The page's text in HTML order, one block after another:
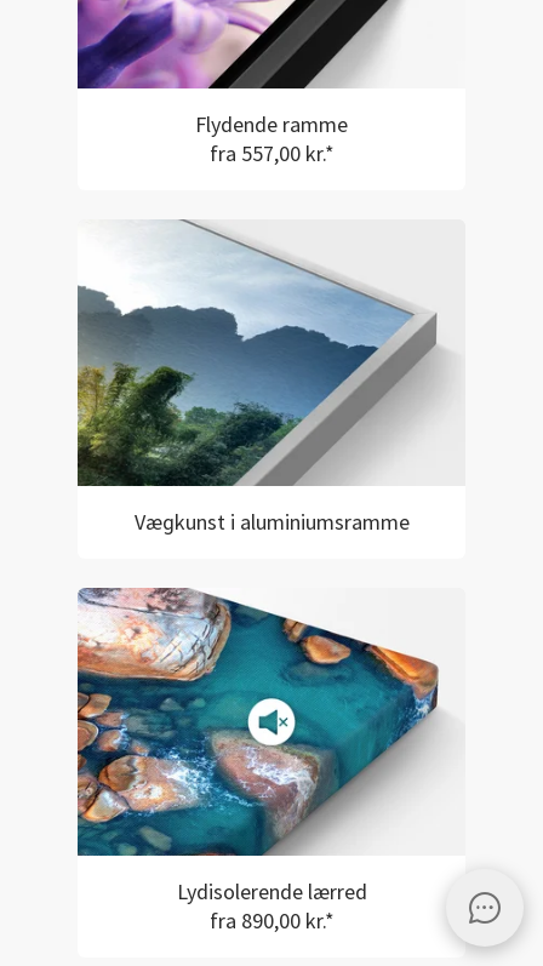
Flydende ramme
fra 557,00 kr.*
Vægkunst i aluminiumsramme
Lydisolerende lærred
fra 890,00 kr.*